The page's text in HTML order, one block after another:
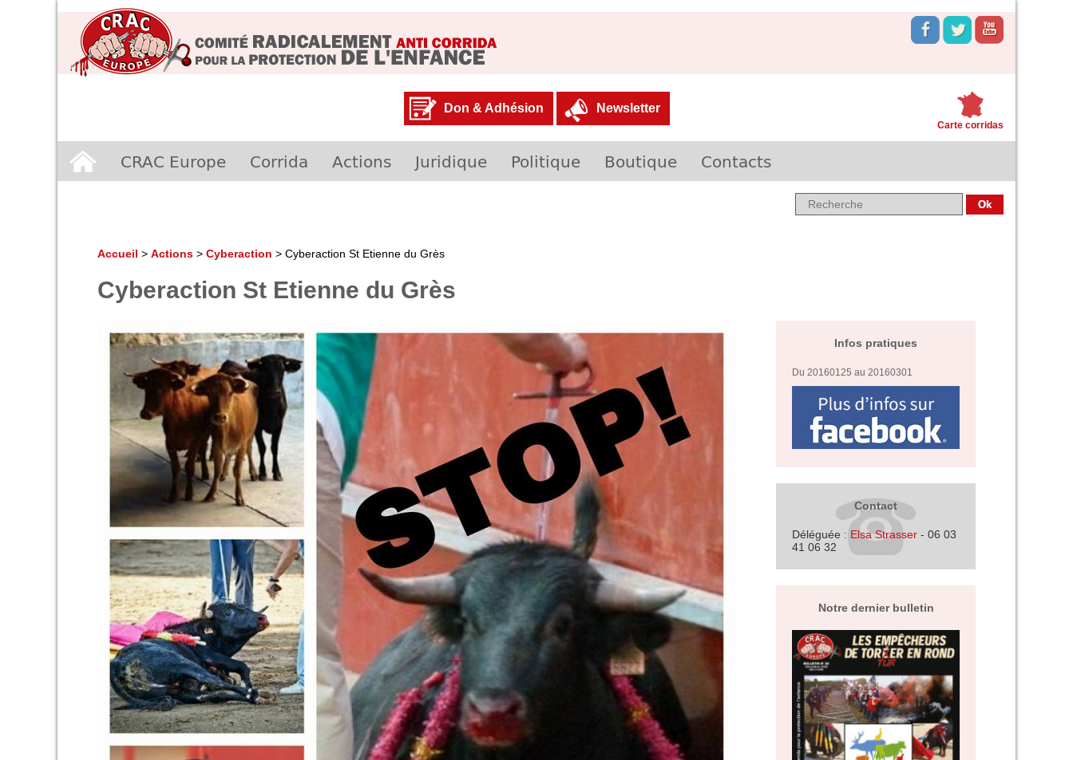
Don & Adhésion Newsletter
Carte corridas
Aller
au
CRAC Europe Corrida Actions Juridique Politique Boutique Contacts
Accueil > Actions > Cyberaction > Cyberaction St Etienne du Grès
Cyberaction St Etienne du Grès
Infos pratiques
Du 20160125 au 20160301
Contact
Déléguée : Elsa Strasser - 06 03
41 06 32
Notre dernier bulletin